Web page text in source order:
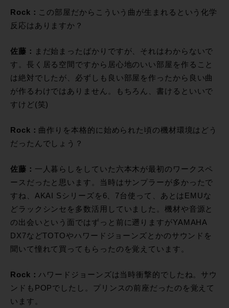
Rock： この部屋だからこういう曲が生まれるという化学
反応はありますか？
佐藤：
まだ始まったばかりですが、それはわからないで
す。長く居る空間ですから居心地のいい部屋を作ること
は絶対でしたが、必ずしも良い部屋を作ったから良い曲
が作るわけではありません。もちろん、書けるといいで
すけど(笑)
Rock： 曲作りを本格的に始められた頃の機材環境はどう
だったんでしょう？
佐藤： 一人暮らしをしていた六本木が最初のワークスペ
ースだったと思います。当時はサンプラーが多かったで
すね、AKAI Sシリーズを6、7台使って、あとはEMUな
どラックシンセを多数活用していました。機材や音源と
の出会いという面ではずっと前に遡りますがYAMAHA
DX7などTOTOやハワードジョーンズとかのサウンドを
聞いて憧れて買ってもらったのを覚えています。
Rock：ハワードジョーンズは当時衝撃的でしたね。サウ
ンドもPOPでしたし。プリンスの前座だったのを覚えて
います。